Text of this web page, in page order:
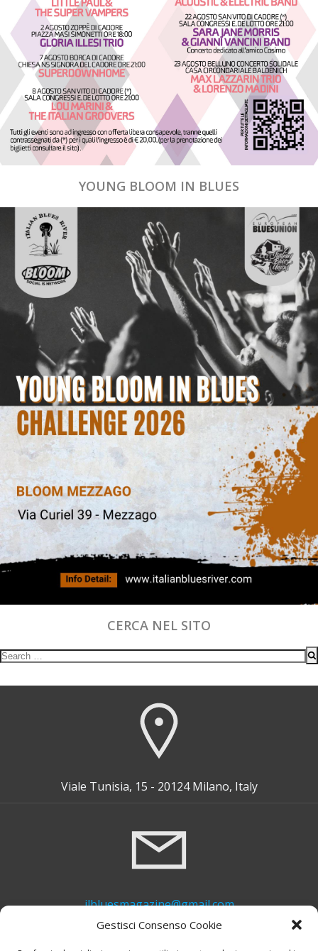
Gestisci Consenso Cookie
YOUNG BLOOM IN BLUES
CERCA NEL SITO
Search
Viale Tunisia, 15 - 20124 Milano, Italy
ilbluesmagazine@gmail.com